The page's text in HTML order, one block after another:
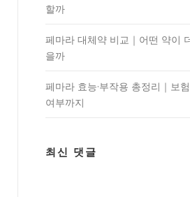
할까
페마라 대체약 비교｜어떤 약이
을까
페마라 효능·부작용 총정리｜보
여부까지
최신 댓글